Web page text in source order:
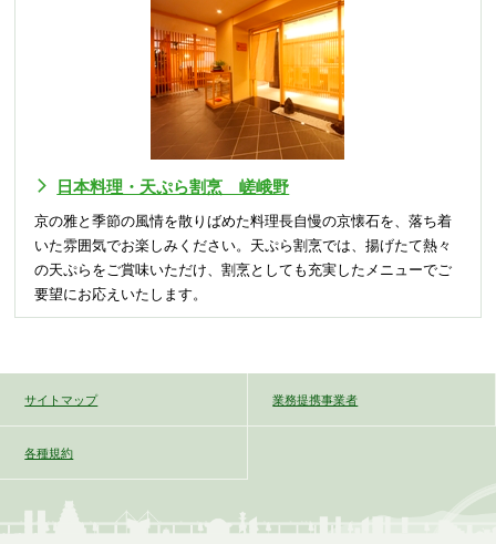
日本料理・天ぷら割烹 嵯峨野
京の雅と季節の風情を散りばめた料理長自慢の京懐石を、落ち着
いた雰囲気でお楽しみください。天ぷら割烹では、揚げたて熱々
の天ぷらをご賞味いただけ、割烹としても充実したメニューでご
要望にお応えいたします。
サイトマップ 業務提携事業者
各種規約